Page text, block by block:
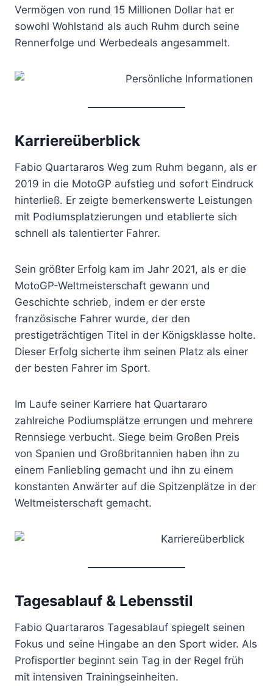
Vermögen von rund 15 Millionen Dollar hat er
sowohl Wohlstand als auch Ruhm durch seine
Rennerfolge und Werbedeals angesammelt.
Karriereüberblick
Fabio Quartararos Weg zum Ruhm begann, als er
2019 in die MotoGP aufstieg und sofort Eindruck
hinterließ. Er zeigte bemerkenswerte Leistungen
mit Podiumsplatzierungen und etablierte sich
schnell als talentierter Fahrer.
Sein größter Erfolg kam im Jahr 2021, als er die
MotoGP-Weltmeisterschaft gewann und
Geschichte schrieb, indem er der erste
französische Fahrer wurde, der den
prestigeträchtigen Titel in der Königsklasse holte.
Dieser Erfolg sicherte ihm seinen Platz als einer
der besten Fahrer im Sport.
Im Laufe seiner Karriere hat Quartararo
zahlreiche Podiumsplätze errungen und mehrere
Rennsiege verbucht. Siege beim Großen Preis
von Spanien und Großbritannien haben ihn zu
einem Fanliebling gemacht und ihn zu einem
konstanten Anwärter auf die Spitzenplätze in der
Weltmeisterschaft gemacht.
Tagesablauf & Lebensstil
Fabio Quartararos Tagesablauf spiegelt seinen
Fokus und seine Hingabe an den Sport wider. Als
Profisportler beginnt sein Tag in der Regel früh
mit intensiven Trainingseinheiten.